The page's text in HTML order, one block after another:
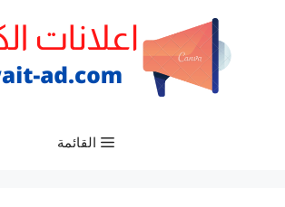
القائمة